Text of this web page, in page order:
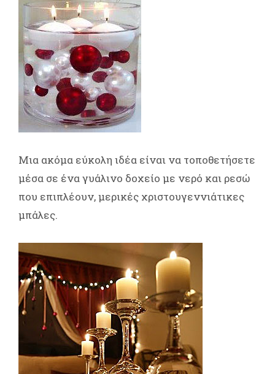
Μια ακόμα εύκολη ιδέα είναι να τοποθετήσετε
μέσα σε ένα γυάλινο δοχείο με νερό και ρεσώ
που επιπλέουν, μερικές χριστουγεννιάτικες
μπάλες.